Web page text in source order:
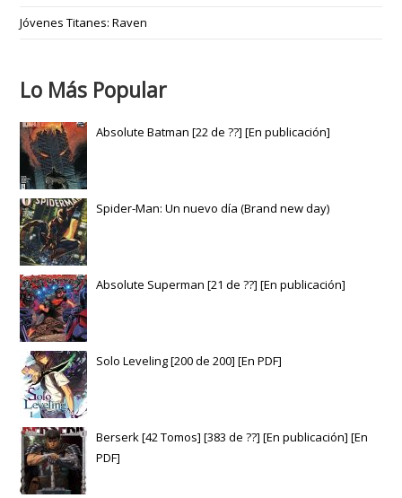
Jóvenes Titanes: Raven
Lo Más Popular
Absolute Batman [22 de ??] [En publicación]
Spider-Man: Un nuevo día (Brand new day)
Absolute Superman [21 de ??] [En publicación]
Solo Leveling [200 de 200] [En PDF]
Berserk [42 Tomos] [383 de ??] [En publicación] [En
PDF]